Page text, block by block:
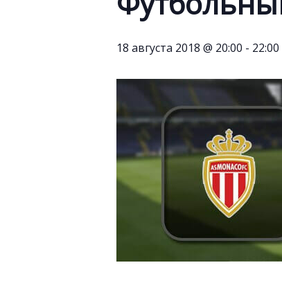
18 августа 2018 @ 20:00 - 22:00